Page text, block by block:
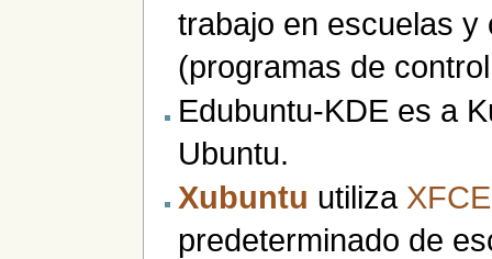
trabajo en escuelas
(programas de
Edubuntu-KDE es a
Ubuntu.
Xubuntu utiliza XFCE
predeterminado de